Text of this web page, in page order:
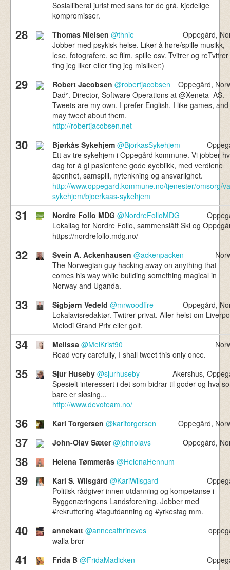
Sosialliberal jurist med sans for de grå, kjedelige
kompromisser.
28 Thomas Nielsen @thnie
Oppegård,
Jobber med psykisk helse. Liker å høre/spille musikk,
lese, fotografere, se film, spille osv. Tvitrer og reTvitrer
ting jeg liker eller ting jeg misliker:)
29 Robert Jacobsen @robertjacobsen
Oppegård,
Dad². Director, Software Operations at @Xeneta_AS.
Tweets are my own. I prefer English. I like games, and
may tweet about them.
http://robertjacobsen.net
30 Bjørkås Sykehjem @BjorkasSykehjem
Ett av tre sykehjem i Oppegård kommune. Vi jobber
dag for å gi pasientene gode øyeblikk, med verdiene
åpenhet, samspill, nytenkning og ansvarlighet.
http://www.oppegard.kommune.no/tjenester/omsorg/
sykehjem/bjoerkaas-sykehjem
31 Nordre Follo MDG @NordreFolloMDG
Lokallag for Nordre Follo, sammenslått Ski og
https://nordrefollo.mdg.no/
32 Svein A. Ackenhausen @ackenpacken
The Norwegian guy hacking away on anything that
comes his way while building something magical in
Norway and Uganda.
33 Sigbjørn Vedeld @mrwoodfire
Oppegård,
Lokalavisredaktør. Twitrer privat. Aller helst om
Melodi Grand Prix eller golf.
34 Melissa @MelKrist90
Read very carefully, I shall tweet this only once.
35 Sjur Huseby @sjurhuseby
Akershus,
Spesielt interessert i det som bidrar til goder og hva
bare er sløsing...
http://www.devoteam.no/
36 Kari Torgersen @karitorgersen Oppegård,
37 John-Olav Sæter @johnolavs Oppegård,
38 Helena Tømmerås @HelenaHennum
39 Kari S. Wilsgård @KariWilsgard
Politisk rådgiver innen utdanning og kompetanse i
Byggenæringens Landsforening. Jobber med
#rekruttering #fagutdanning og #yrkesfag mm.
40 annekatt @annecathrineves
walla bror
41 Frida B @FridaMadicken